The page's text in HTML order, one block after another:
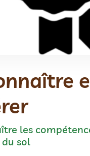
les
du sol